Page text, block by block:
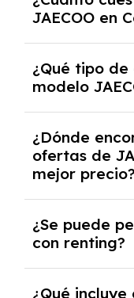
JAECOO en
Córdoba es de
¿Qué tipo
modelo
Híbrido,
¿Dónde
ofertas de
mejor precio?
mejores
todos los
entradas.
¿Se puede
con renting?
¿Qué